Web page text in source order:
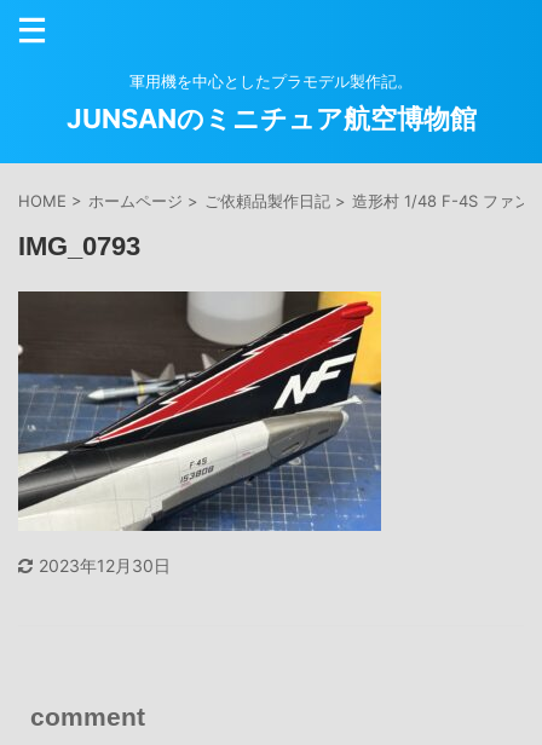
軍用機を中心としたプラモデル製作記。
JUNSANのミニチュア航空博物館
HOME > ホームページ > ご依頼品製作日記 > 造形村 1/48 F-4S ファン
IMG_0793
2023年12月30日
comment